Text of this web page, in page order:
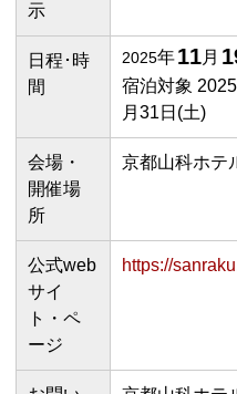
示
日程･時
間
2025年 11 月
宿泊対象
月31日(土)
会場・
開催場
所
京都山科ホテ
公式web
サイ
ト・ペ
ージ
https://